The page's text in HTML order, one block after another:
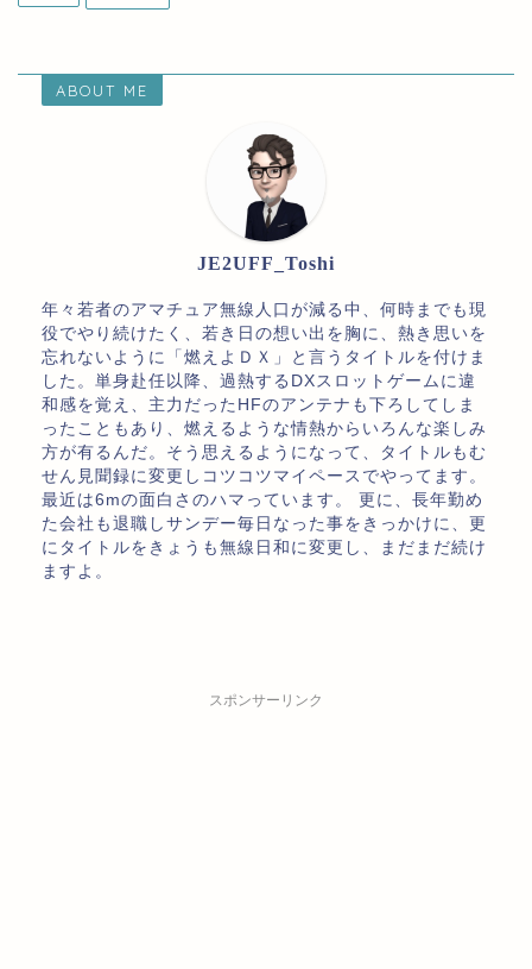
ABOUT ME
JE2UFF_Toshi
年々若者のアマチュア無線人口が減る中、何時までも現
役でやり続けたく、若き日の想い出を胸に、熱き思いを
忘れないように「燃えよＤＸ」と言うタイトルを付けま
した。単身赴任以降、過熱するDXスロットゲームに違
和感を覚え、主力だったHFのアンテナも下ろしてしま
ったこともあり、燃えるような情熱からいろんな楽しみ
方が有るんだ。そう思えるようになって、タイトルもむ
せん見聞録に変更しコツコツマイペースでやってます。
最近は6mの面白さのハマっています。 更に、長年勤め
た会社も退職しサンデー毎日なった事をきっかけに、更
にタイトルをきょうも無線日和に変更し、まだまだ続け
ますよ。
スポンサーリンク